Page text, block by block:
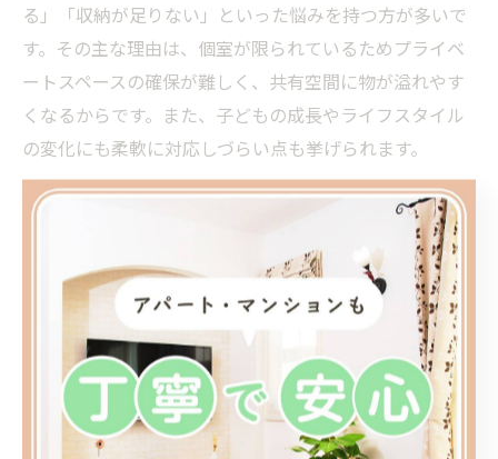
る」「収納が足りない」といった悩みを持つ方が多いで
す。その主な理由は、個室が限られているためプライベ
ートスペースの確保が難しく、共有空間に物が溢れやす
くなるからです。また、子どもの成長やライフスタイル
の変化にも柔軟に対応しづらい点も挙げられます。
対策方法としては、まず「空間の有効活用」を意識しま
しょう。壁面収納やロフト、間仕切り家具を活用するこ
とで、限られたスペースを最大限に使うことが可能で
す。また、リビングの一角にワークスペースや学習コー
ナーを設けるなど、用途を兼ねた設計も効果的です。
さらに、将来的な部屋の使い方を見据えて「可変性のあ
る間取り」を採用するのもおすすめです。例えば、子ど
もが小さいうちは広いリビングとして使い、成長に合わ